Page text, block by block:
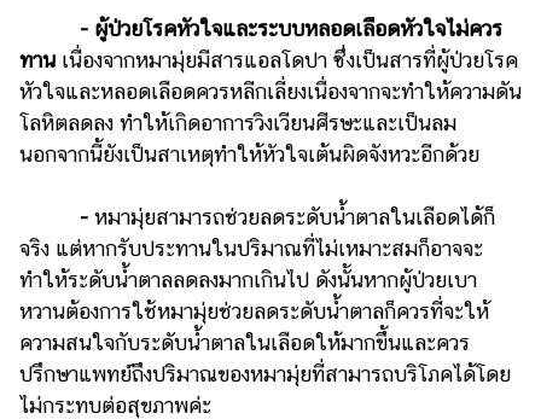
- ผู้ป่วยโรคหัวใจและระบบหลอดเลือดหัวใจไม่ควร
ทาน เนื่องจากหมามุ่ยมีสารแอลโดปา ซึ่งเป็นสารที่ผู้ป่วยโรค
หัวใจและหลอดเลือดควรหลีกเลี่ยงเนื่องจากจะทำให้ความดัน
โลหิตลดลง ทำให้เกิดอาการวิงเวียนศีรษะและเป็นลม
นอกจากนี้ยังเป็นสาเหตุทำให้หัวใจเต้นผิดจังหวะอีกด้วย
- หมามุ่ยสามารถช่วยลดระดับน้ำตาลในเลือดได้ก็
จริง แต่หากรับประทานในปริมาณที่ไม่เหมาะสมก็อาจจะ
ทำให้ระดับน้ำตาลลดลงมากเกินไป ดังนั้นหากผู้ป่วยเบา
หวานต้องการใช้หมามุ่ยช่วยลดระดับน้ำตาลก็ควรที่จะให้
ความสนใจกับระดับน้ำตาลในเลือดให้มากขึ้นและควร
ปรึกษาแพทย์ถึงปริมาณของหมามุ่ยที่สามารถบริโภคได้โดย
ไม่กระทบต่อสุขภาพค่ะ